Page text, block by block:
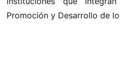
Promoción y Desarrollo de